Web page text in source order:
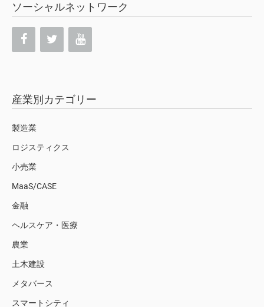
ソーシャルネットワーク
産業別カテゴリー
製造業
ロジスティクス
小売業
MaaS/CASE
金融
ヘルスケア・医療
農業
土木建設
メタバース
スマートシティ